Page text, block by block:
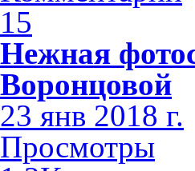
15
Нежная
Воронцовой
23 янв 2018 г.
Просмотры